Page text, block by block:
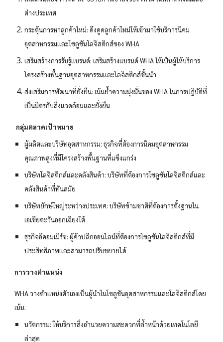
ต่างประเทศ
กระตุ้นการหาลูกค้าใหม่: ดึงดูดลูกค้าใหม่ให้เข้ามาใช้บริการนิคม
อุตสาหกรรมและโซลูชันโลจิสติกส์ของ WHA
เสริมสร้างการรับรู้แบรนด์: เสริมสร้างแบรนด์ WHA ให้เป็นผู้ให้บริการ
โครงสร้างพื้นฐานอุตสาหกรรมและโลจิสติกส์ชั้นนำ
ส่งเสริมการพัฒนาที่ยั่งยืน: เน้นย้ำความมุ่งมั่นของ WHA ในการปฏิบัติที่
เป็นมิตรกับสิ่งแวดล้อมและยั่งยืน
กลุ่มตลาดเป้าหมาย
ผู้ผลิตและบริษัทอุตสาหกรรม: ธุรกิจที่ต้องการนิคมอุตสาหกรรม
คุณภาพสูงที่มีโครงสร้างพื้นฐานที่แข็งแกร่ง
บริษัทโลจิสติกส์และคลังสินค้า: บริษัทที่ต้องการโซลูชันโลจิสติกส์และ
คลังสินค้าที่ทันสมัย
บริษัทยักษ์ใหญ่ระหว่างประเทศ: บริษัทข้ามชาติที่ต้องการตั้งฐานใน
เอเชียตะวันออกเฉียงใต้
ธุรกิจอีคอมเมิร์ซ: ผู้ค้าปลีกออนไลน์ที่ต้องการโซลูชันโลจิสติกส์ที่มี
ประสิทธิภาพและสามารถปรับขยายได้
การวางตำแหน่ง
WHA วางตำแหน่งตัวเองเป็นผู้นำในโซลูชันอุตสาหกรรมและโลจิสติกส์โดย
เน้น:
นวัตกรรม: ให้บริการสิ่งอำนวยความสะดวกที่ล้ำหน้าด้วยเทคโนโลยี
ล่าสุด